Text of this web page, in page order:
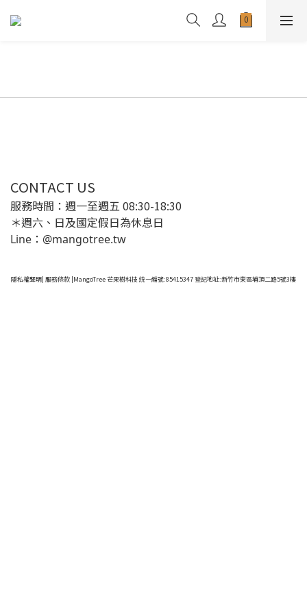
CONTACT US
服務時間：週一至週五 08:30-18:30
＊週六、日及國定假日為休息日
Line：@mangotree.tw
隱私權聲明| 服務條款 |MangoTree 芒果樹科技 統一編號:85415347 登記地址:新竹市東區埔頂二路5號3樓